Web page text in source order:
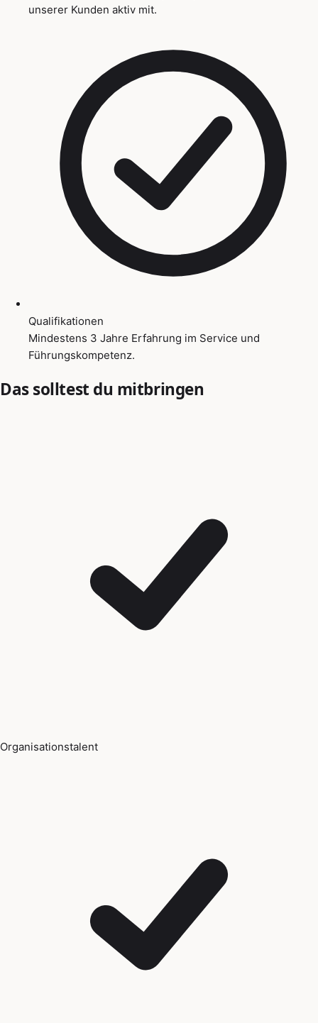
unserer Kunden aktiv mit.
Qualifikationen
Mindestens 3 Jahre Erfahrung im Service und
Führungskompetenz.
Das solltest du mitbringen
Organisationstalent